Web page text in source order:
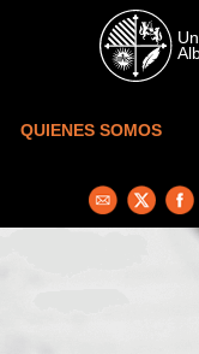
Skip to main content
QUIENES SOMOS